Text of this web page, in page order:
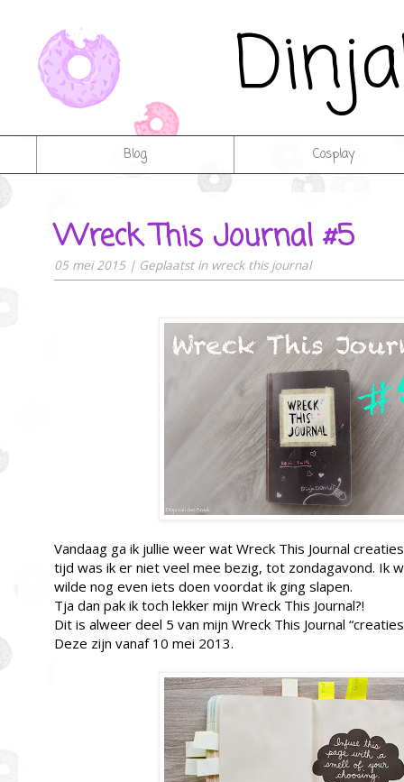
Blog Cosplay
Wreck This Journal #5
05 mei 2015 | Geplaatst in wreck this journal
Vandaag ga ik jullie weer wat Wreck This Journal
tijd was ik er niet veel mee bezig, tot zondagavond. Ik
wilde nog even iets doen voordat ik ging slapen.
Tja dan pak ik toch lekker mijn Wreck This Journal?!
Dit is alweer deel 5 van mijn Wreck This Journal
Deze zijn vanaf 10 mei 2013.